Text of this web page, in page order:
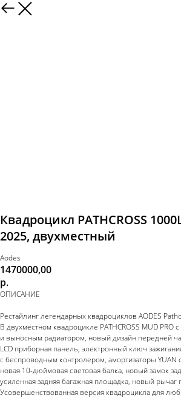
Квадроцикл PATHCROSS
2025, двухместный
Aodes
1470000,00
р.
ОПИСАНИЕ
Рестайлинг легендарных квадроциклов AODES
В двухместном квадроцикле PATHCROSS MUD PRO
и выносным радиатором, новый дизайн передней
LCD приборная панель, электронный ключ
с беспроводным контролером, амортизаторы YUAN
новая 10-дюймовая световая балка, новый замок
усиленная задняя багажная площадка, новый
Усовершенствованная версия квадроцикла для